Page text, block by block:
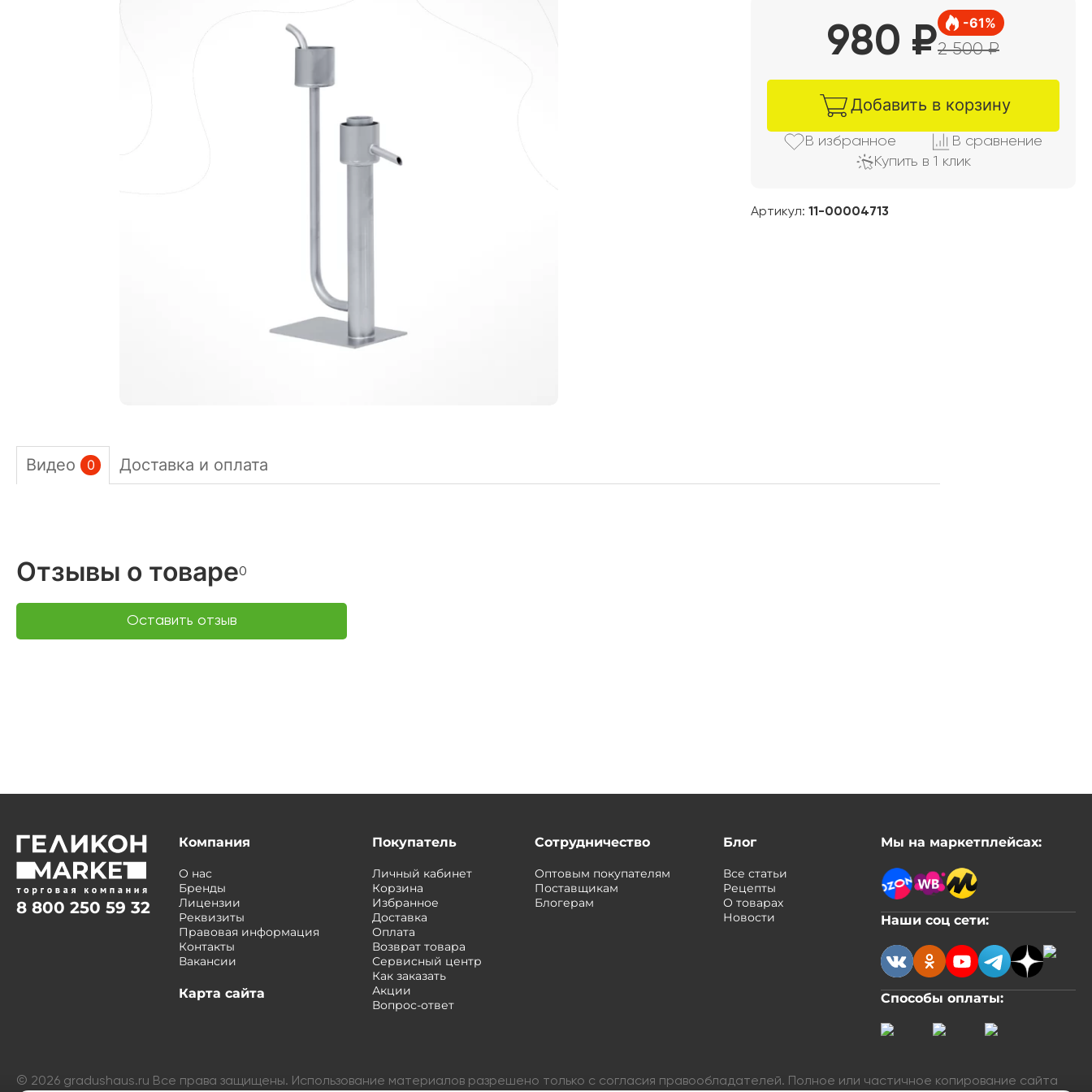
Артикул: 11-00004713
980 ₽ -61%
2 500₽
Добавить в корзину
В избранное В сравнение
Купить в 1 клик
Видео 0 Доставка и оплата
Отзывы о товаре0
Оставить отзыв
8 800 250 59 32
Компания
О нас
Бренды
Лицензии
Реквизиты
Правовая информация
Контакты
Вакансии
Карта сайта
Покупатель
Личный кабинет
Корзина
Избранное
Доставка
Оплата
Возврат товара
Сервисный центр
Как заказать
Акции
Вопрос-ответ
Сотрудничество
Оптовым покупателям
Поставщикам
Блогерам
Блог
Все статьи
Рецепты
О товарах
Новости
Мы на маркетплейсах:
Наши соц сети:
Способы оплаты:
© 2026 gradushaus.ru Все права защищены. Использование материалов разрешено только с согласия правообладателей. Полное или частичное копирование сайта